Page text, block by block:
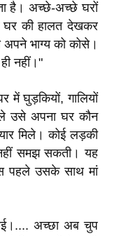
है। अच्छे-अच्छे घरों
घर की हालत देखकर
अपने भाग्य को कोसे।
नहीं।"
घुड़कियों, गालियों
उसे अपना घर कौन
मिले। कोई लड़की
समझ सकती। यह
पहले उसके साथ मां
अच्छा अब चुप